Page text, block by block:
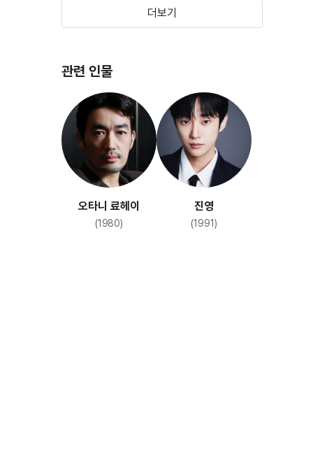
명량
(2014) (2004)
더보기
관련 인물
오타니 료헤이
(1980)
진영
(1991)